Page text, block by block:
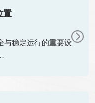
置
与稳定运行的重要设